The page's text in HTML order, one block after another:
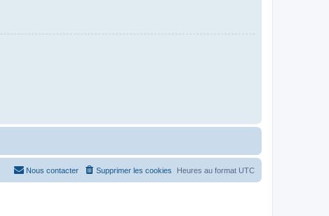
Heures au format UTC
Supprimer les cookies
Nous contacter